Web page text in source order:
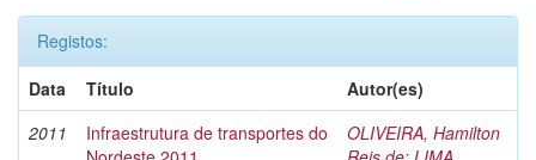
Registos:
Data
Título
Autor(es)
2011
Infraestrutura de transportes do
OLIVEIRA, Hamilton